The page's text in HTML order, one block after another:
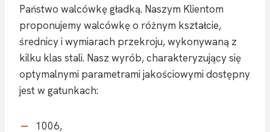
Państwo walcówkę gładką. Naszym Klientom
proponujemy walcówkę o różnym kształcie,
średnicy i wymiarach przekroju, wykonywaną z
kilku klas stali. Nasz wyrób, charakteryzujący się
optymalnymi parametrami jakościowymi dostępny
jest w gatunkach:
1006,